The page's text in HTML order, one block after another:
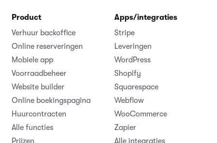
Product
Verhuur backoffice
Online reserveringen
Mobiele app
Voorraadbeheer
Website builder
Online boekingspagina
Huurcontracten
Alle functies
Prijzen
Apps/integraties
Stripe
Leveringen
WordPress
Shopify
Squarespace
Webflow
WooCommerce
Zapier
Alle integraties